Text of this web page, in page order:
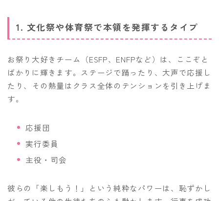
1. 文化祭や体育祭で本領を発揮するタイプ
お祭り大好きチーム（ESFP、ENFPなど）は、ここぞと
ばかりに輝きます。ステージで踊ったり、大声で応援し
たり、その熱量はクラス全体のテンションを引き上げま
す。
応援団
実行委員
主役・司会
彼らの「楽しもう！」という純粋なパワーは、恥ずかし